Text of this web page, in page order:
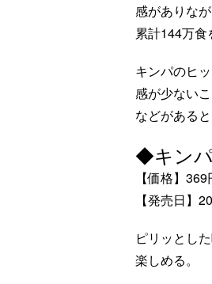
感がありな
累計144万食
キンパのヒ
感が少ない
などがあると
◆キン
【価格】
【発売日】
ピリッとし
楽しめる。